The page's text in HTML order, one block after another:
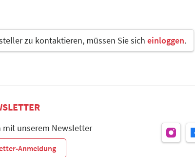
zu kontaktieren, müssen Sie sich einloggen.
unserem Newsletter
Anmeldung